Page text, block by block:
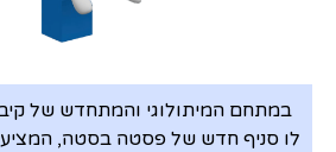
במתחם המיתולוגי והמתחדש של
לו סניף חדש של פסטה בסטה,